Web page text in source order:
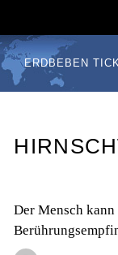
ERDBEBEN
Der Mensch kann